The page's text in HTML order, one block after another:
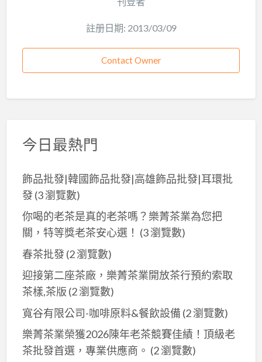
註册日期: 2013/03/09
Contact Owner
今日最熱門
飾品批發|韓國飾品批發|高雄飾品批發|耳環批
發(3 瀏覽數)
你喝的老茶是真的老茶嗎？樂菁茶業為您把
關，特等獎老茶安心選！ (3 瀏覽數)
春茶批發(2 瀏覽數)
迎接第二座茶廠，樂菁茶業開放茶行預約索取
茶樣,茶版 (2 瀏覽數)
寬谷有限公司-咖啡原料&餐飲設備 (2 瀏覽數)
樂菁茶業榮獲2026陳年老茶競賽佳績！頂級老
茶批發首選，專業供應商。 (2 瀏覽數)